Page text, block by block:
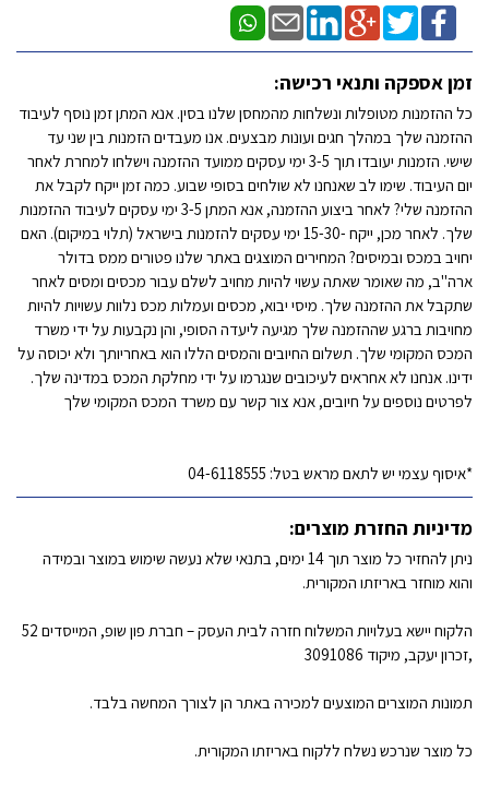
זמן אספקה ותנאי רכישה:
כל ההזמנות מטופלות ונשלחות מהמחסן שלנו בסין. אנא המתן זמן נוסף לעיבוד
ההזמנה שלך במהלך חגים ועונות מבצעים. אנו מעבדים הזמנות בין שני עד
שישי. הזמנות יעובדו תוך 3-5 ימי עסקים ממועד ההזמנה וישלחו למחרת לאחר
יום העיבוד. שימו לב שאנחנו לא שולחים בסופי שבוע. כמה זמן ייקח לקבל את
ההזמנה שלי? לאחר ביצוע ההזמנה, אנא המתן 3-5 ימי עסקים לעיבוד ההזמנות
שלך. לאחר מכן, ייקח -15-30 ימי עסקים להזמנות בישראל (תלוי במיקום). האם
יחויב במכס ובמיסים? המחירים המוצגים באתר שלנו פטורים ממס בדולר
ארה"ב, מה שאומר שאתה עשוי להיות מחויב לשלם עבור מכסים ומסים לאחר
שתקבל את ההזמנה שלך. מיסי יבוא, מכסים ועמלות מכס נלוות עשויות להיות
מחויבות ברגע שההזמנה שלך מגיעה ליעדה הסופי, והן נקבעות על ידי משרד
המכס המקומי שלך. תשלום החיובים והמסים הללו הוא באחריותך ולא יכוסה על
ידינו. אנחנו לא אחראים לעיכובים שנגרמו על ידי מחלקת המכס במדינה שלך.
לפרטים נוספים על חיובים, אנא צור קשר עם משרד המכס המקומי שלך
*איסוף עצמי יש לתאם מראש בטל: 04-6118555
מדיניות החזרת מוצרים:
ניתן להחזיר כל מוצר תוך 14 ימים, בתנאי שלא נעשה שימוש במוצר ובמידה
והוא מוחזר באריזתו המקורית.
הלקוח יישא בעלויות המשלוח חזרה לבית העסק – חברת פון שופ, המייסדים 52
,זכרון יעקב, מיקוד 3091086
תמונות המוצרים המוצעים למכירה באתר הן לצורך המחשה בלבד.
כל מוצר שנרכש נשלח ללקוח באריזתו המקורית.